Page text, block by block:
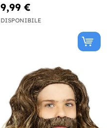
9,99 €
DISPONIBILE